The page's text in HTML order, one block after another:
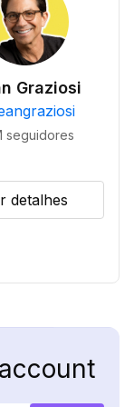
Graziosi
seguidores
detalhes